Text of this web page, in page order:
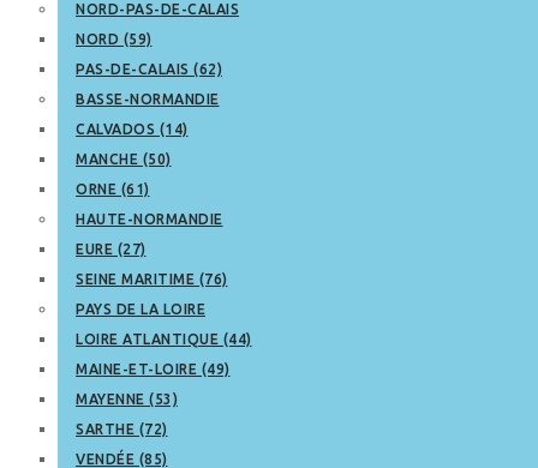
NORD-PAS-DE-CALAIS
NORD (59)
PAS-DE-CALAIS (62)
BASSE-NORMANDIE
CALVADOS (14)
MANCHE (50)
ORNE (61)
HAUTE-NORMANDIE
EURE (27)
SEINE MARITIME (76)
PAYS DE LA LOIRE
LOIRE ATLANTIQUE (44)
MAINE-ET-LOIRE (49)
MAYENNE (53)
SARTHE (72)
VENDÉE (85)